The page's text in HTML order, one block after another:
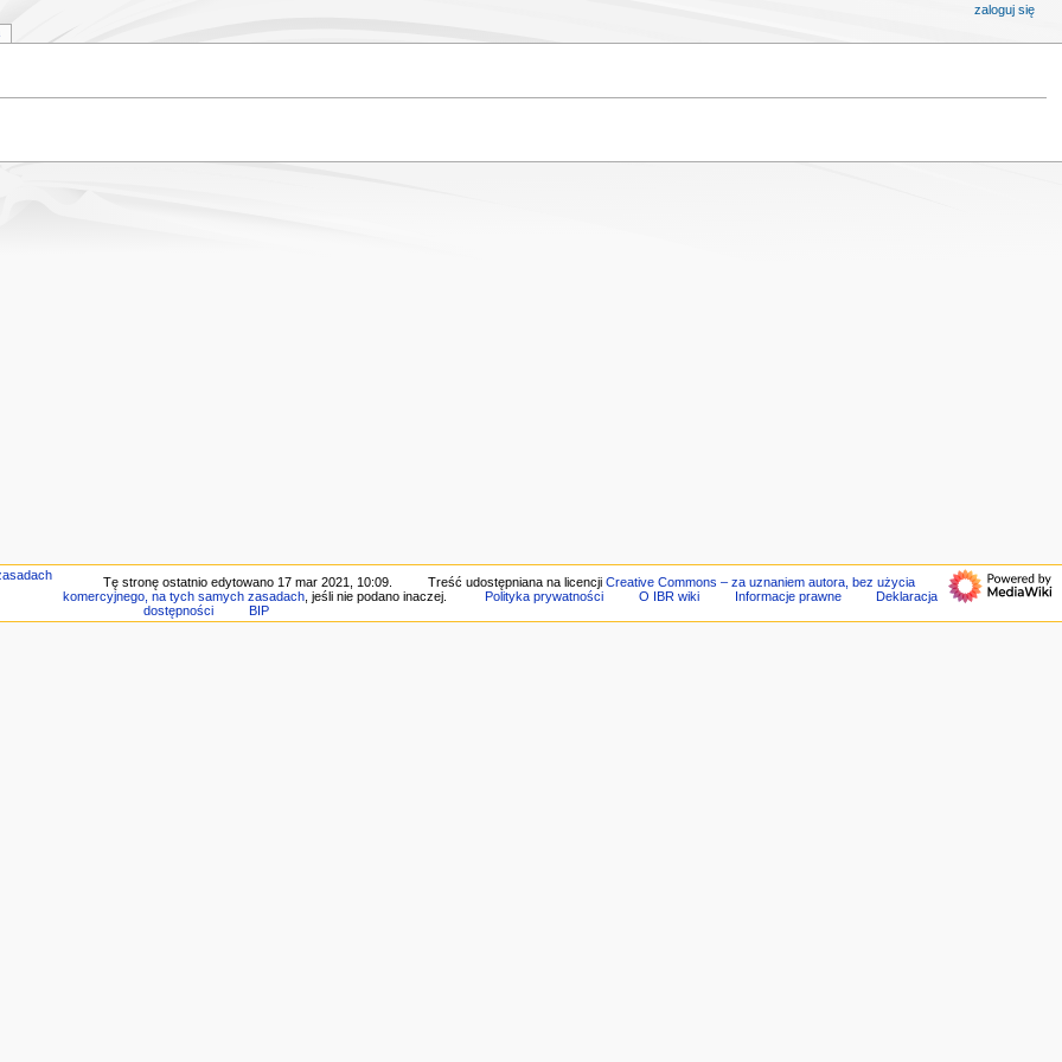
zaloguj się
Tę stronę ostatnio edytowano 17 mar 2021, 10:09. Treść udostępniana na licencji Creative Commons – za uznaniem autora, bez użycia
komercyjnego, na tych samych zasadach, jeśli nie podano inaczej. Polityka prywatności O IBR wiki Informacje prawne
Deklaracja
dostępności
BIP